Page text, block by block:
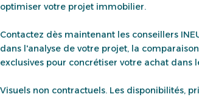
optimiser votre projet immobilier.
Contactez dès maintenant les conseillers
dans l'analyse de votre projet, la
exclusives pour concrétiser votre achat dans
Visuels non contractuels. Les disponibilités,